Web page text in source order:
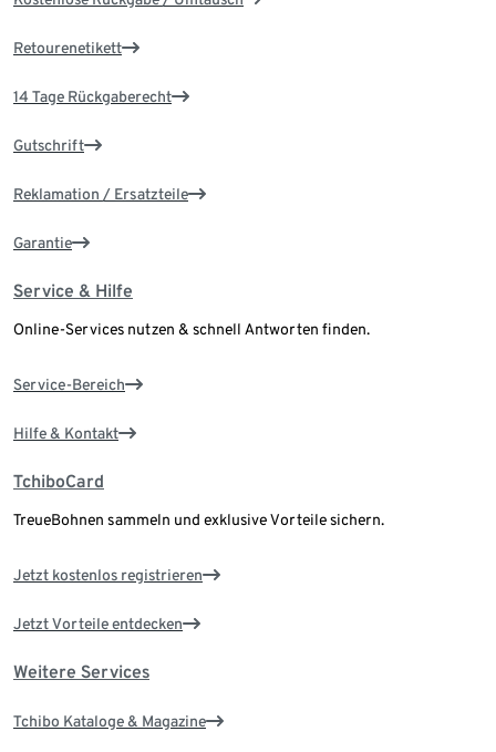
Retourenetikett
14 Tage Rückgaberecht
Gutschrift
Reklamation / Ersatzteile
Garantie
Service & Hilfe
Online-Services nutzen & schnell Antworten finden.
Service-Bereich
Hilfe & Kontakt
TchiboCard
TreueBohnen sammeln und exklusive Vorteile sichern.
Jetzt kostenlos registrieren
Jetzt Vorteile entdecken
Weitere Services
Tchibo Kataloge & Magazine